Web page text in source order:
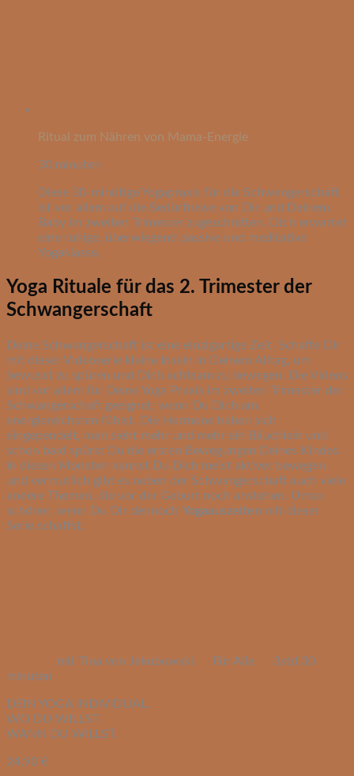
Ritual zum Nähren von Mama-Energie
30 minuten
Diese 30-minütige Yogapraxis für die Schwangerschaft
ist vor allem auf die Bedürfnisse von Dir und Deinem
Baby im zweiten Trimester zugeschnitten. Dich erwartet
eine ruhige, überwiegend passive und meditative
Yogaklasse.
Yoga Rituale für das 2. Trimester der
Schwangerschaft
Deine Schwangerschaft ist eine einzigartige Zeit. Schaffe Dir
mit dieser Videoserie kleine Inseln in Deinem Alltag, um
bewusst zu spüren und Dich achtsam zu bewegen. Die Videos
sind vor allem für Deine Yoga Praxis im zweiten Trimester der
Schwangerschaft geeignet, wenn Du Dich am
energiereichsten fühlst. Die Hormone haben sich
eingependelt, man sieht mehr und mehr ein Bäuchlein und
schon bald spürst Du die ersten Bewegungen Deines Kindes.
In diesen Monaten kannst Du Dich meist aktiver bewegen
und vermutlich gibt es neben der Schwangerschaft auch viele
andere Themen, die vor der Geburt noch anstehen. Umso
schöner, wenn Du Dir dennoch Yogaauszeiten mit dieser
Serie schaffst.
mit Tina von Jakubowski Für Alle
3std 30
minuten
DEIN YOGA INDIVIDUAL.
WO DU WILLST.
WANN DU WILLST.
24,90 €